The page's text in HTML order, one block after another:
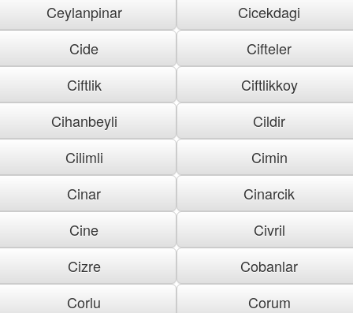
Ceylanpinar
Cicekdagi
Cide
Cifteler
Ciftlik
Ciftlikkoy
Cihanbeyli
Cildir
Cilimli
Cimin
Cinar
Cinarcik
Cine
Civril
Cizre
Cobanlar
Corlu
Corum